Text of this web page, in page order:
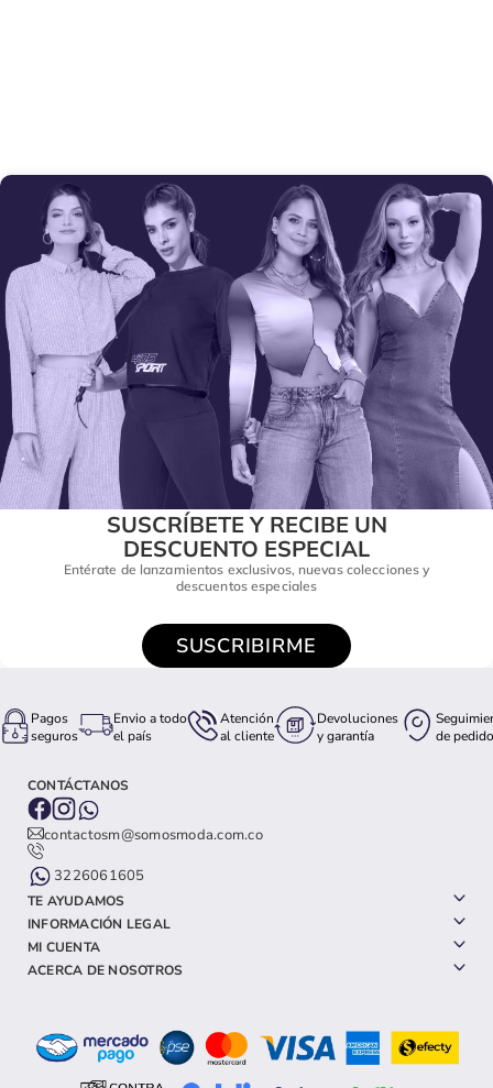
SUSCRÍBETE Y RECIBE UN
DESCUENTO ESPECIAL
Entérate de lanzamientos exclusivos, nuevas colecciones y
descuentos especiales
SUSCRIBIRME
Pagos
seguros
Envio a todo
el país
Atención
al cliente
Devoluciones
y garantía
de pedido
CONTÁCTANOS
contactosm@somosmoda.com.co
3226061605
TE AYUDAMOS
INFORMACIÓN LEGAL
MI CUENTA
ACERCA DE NOSOTROS